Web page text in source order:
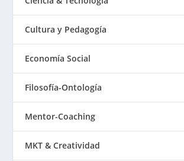
Cultura y Pedagogía
Economía Social
Filosofía-Ontología
Mentor-Coaching
MKT & Creatividad